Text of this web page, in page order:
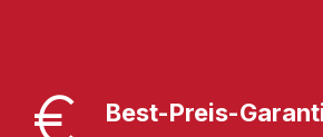
Best-Preis-